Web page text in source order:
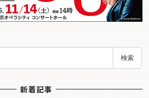
検索
新着記事